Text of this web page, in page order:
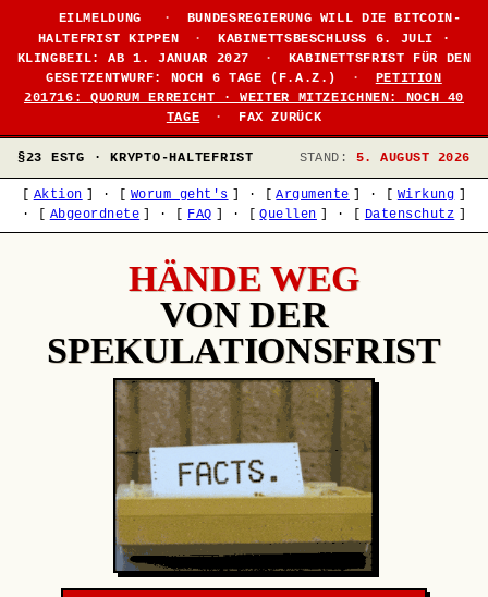
EILMELDUNG ·
BUNDESREGIERUNG WILL DIE BITCOIN-
HALTEFRIST KIPPEN
·
KABINETTSBESCHLUSS 6. JULI ·
KLINGBEIL: AB 1. JANUAR 2027
·
KABINETTSFRIST FÜR DEN
GESETZENTWURF: NOCH 6 TAGE (F.A.Z.)
·
PETITION
201716: QUORUM ERREICHT · WEITER MITZEICHNEN: NOCH 40
TAGE
· FAX ZURÜCK
§23 ESTG · KRYPTO-HALTEFRIST STAND: 5. AUGUST 2026
Aktion · Worum geht's · Argumente · Wirkung
·
Abgeordnete · FAQ · Quellen · Datenschutz
HÄNDE WEG
VON DER
SPEKULATIONSFRIST